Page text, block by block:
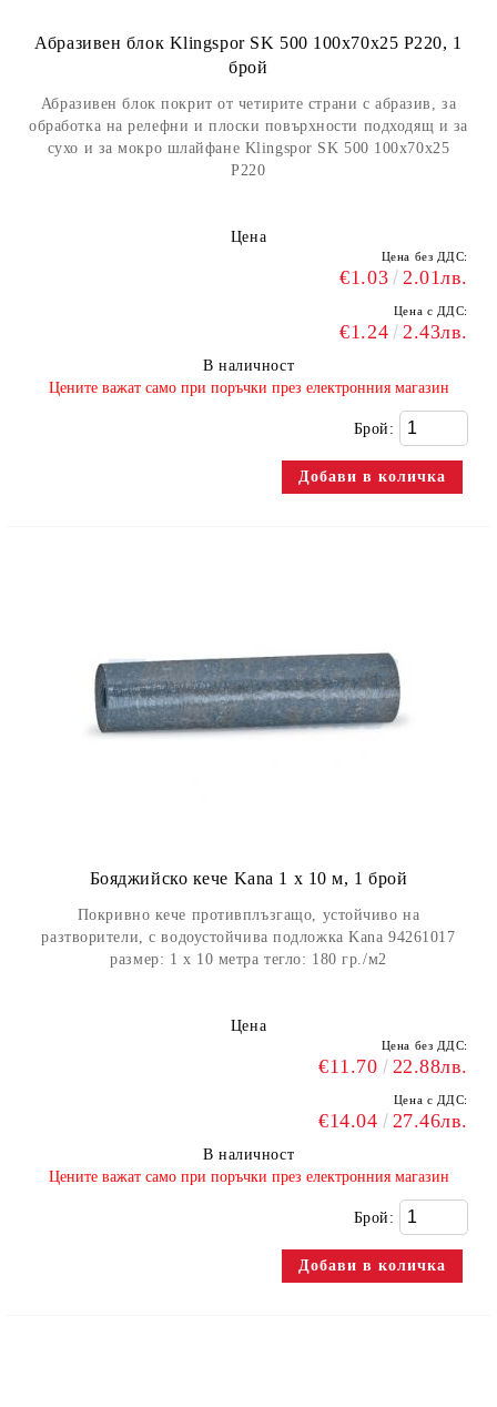
Абразивен блок Klingspor SK 500 100x70x25 P220, 1
брой
Абразивен блок покрит от четирите страни с абразив, за
обработка на релефни и плоски повърхности подходящ и за
сухо и за мокро шлайфане Klingspor SK 500 100x70x25
Р220
Цена
Цена без ДДС:
€1.03 2.01лв.
Цена с ДДС:
€1.24 2.43лв.
В наличност
​Цените важат само при поръчки през електронния магазин
Брой:
Бояджийско кече Kana 1 х 10 м, 1 брой
Покривно кече противплъзгащо, устойчиво на
разтворители, с водоустойчива подложка Kana 94261017
размер: 1 х 10 метра тегло: 180 гр./м2
Цена
Цена без ДДС:
€11.70 22.88лв.
Цена с ДДС:
€14.04 27.46лв.
В наличност
​Цените важат само при поръчки през електронния магазин
Брой: